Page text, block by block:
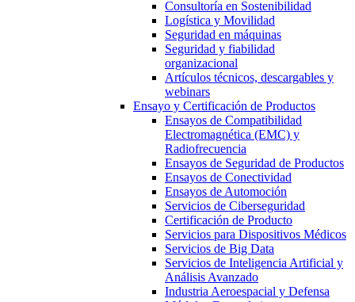
Consultoría en Sostenibilidad
Logística y Movilidad
Seguridad en máquinas
Seguridad y fiabilidad
organizacional
Artículos técnicos, descargables y
webinars
Ensayo y Certificación de Productos
Ensayos de Compatibilidad
Electromagnética (EMC) y
Radiofrecuencia
Ensayos de Seguridad de Productos
Ensayos de Conectividad
Ensayos de Automoción
Servicios de Ciberseguridad
Certificación de Producto
Servicios para Dispositivos Médicos
Servicios de Big Data
Servicios de Inteligencia Artificial y
Análisis Avanzado
Industria Aeroespacial y Defensa